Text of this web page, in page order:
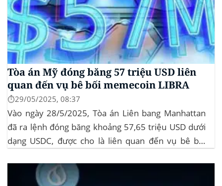
Tòa án Mỹ đóng băng 57 triệu USD liên
quan đến vụ bê bối memecoin LIBRA
⏱️29/05/2025, 08:37
Vào ngày 28/5/2025, Tòa án Liên bang Manhattan
đã ra lệnh đóng băng khoảng 57,65 triệu USD dưới
dạng USDC, được cho là liên quan đến vụ bê bối
tập thể do Burwick Law đại diện, cáo buộc các công